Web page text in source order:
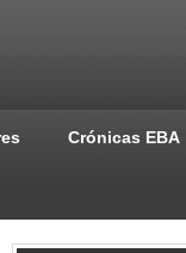
Crónicas EBA